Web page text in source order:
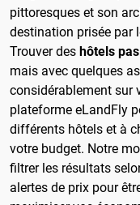
pittoresques et son
destination prisée par
Trouver des hôtels
mais avec quelques
considérablement sur
plateforme eLandFly
différents hôtels et à
votre budget. Notre
filtrer les résultats
alertes de prix pour